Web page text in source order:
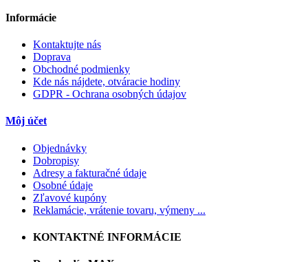
Informácie
Kontaktujte nás
Doprava
Obchodné podmienky
Kde nás nájdete, otváracie hodiny
GDPR - Ochrana osobných údajov
Môj účet
Objednávky
Dobropisy
Adresy a fakturačné údaje
Osobné údaje
Zľavové kupóny
Reklamácie, vrátenie tovaru, výmeny ...
KONTAKTNÉ INFORMÁCIE